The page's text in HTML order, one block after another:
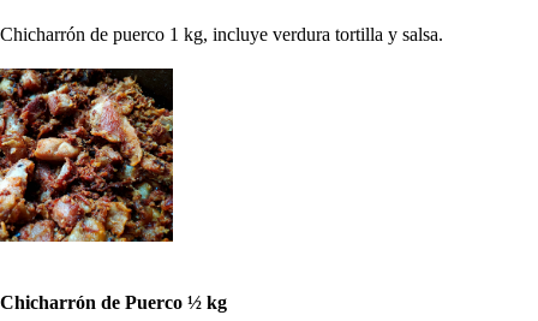
Chicharrón de puerco 1 kg, incluye verdura tortilla y salsa.
Chicharrón de Puerco ½ kg